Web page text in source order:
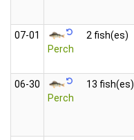
07‑01
Perch
2 fish(es)
06‑30
Perch
13 fish(es)